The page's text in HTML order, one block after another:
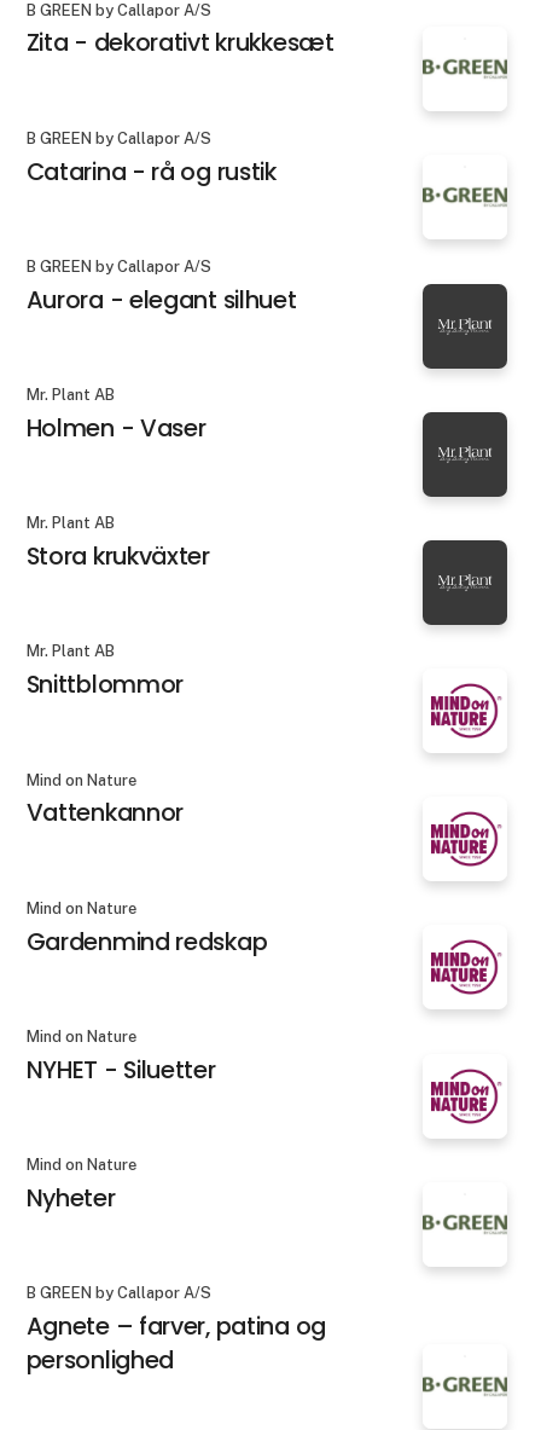
B GREEN by Callapor A/S
Zita - dekorativt krukkesæt
B GREEN by Callapor A/S
Catarina - rå og rustik
B GREEN by Callapor A/S
Aurora - elegant silhuet
Mr. Plant AB
Holmen - Vaser
Mr. Plant AB
Stora krukväxter
Mr. Plant AB
Snittblommor
Mind on Nature
Vattenkannor
Mind on Nature
Gardenmind redskap
Mind on Nature
NYHET - Siluetter
Mind on Nature
Nyheter
B GREEN by Callapor A/S
Agnete – farver, patina og
personlighed